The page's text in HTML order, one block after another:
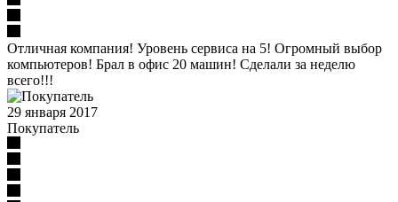
Отличная компания! Уровень сервиса на 5! Огромный выбор
компьютеров! Брал в офис 20 машин! Сделали за неделю
всего!!!
29 января 2017
Покупатель